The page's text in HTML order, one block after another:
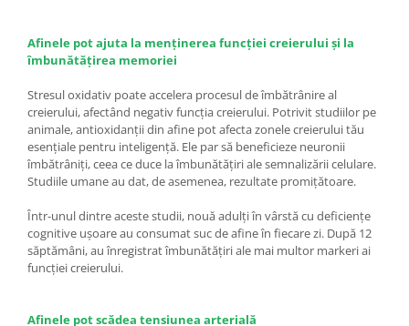
Afinele pot ajuta la menținerea funcției creierului și la
îmbunătățirea memoriei
Stresul oxidativ poate accelera procesul de îmbătrânire al
creierului, afectând negativ funcția creierului. Potrivit studiilor pe
animale, antioxidanții din afine pot afecta zonele creierului tău
esențiale pentru inteligență. Ele par să beneficieze neuronii
îmbătrâniți, ceea ce duce la îmbunătățiri ale semnalizării celulare.
Studiile umane au dat, de asemenea, rezultate promițătoare.
Într-unul dintre aceste studii, nouă adulți în vârstă cu deficiențe
cognitive ușoare au consumat suc de afine în fiecare zi. După 12
săptămâni, au înregistrat îmbunătățiri ale mai multor markeri ai
funcției creierului.
Afinele pot scădea tensiunea arterială